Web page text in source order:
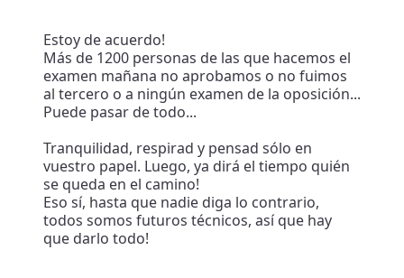
Estoy de acuerdo!
Más de 1200 personas de las que hacemos el
examen mañana no aprobamos o no fuimos
al tercero o a ningún examen de la oposición...
Puede pasar de todo...
Tranquilidad, respirad y pensad sólo en
vuestro papel. Luego, ya dirá el tiempo quién
se queda en el camino!
Eso sí, hasta que nadie diga lo contrario,
todos somos futuros técnicos, así que hay
que darlo todo!